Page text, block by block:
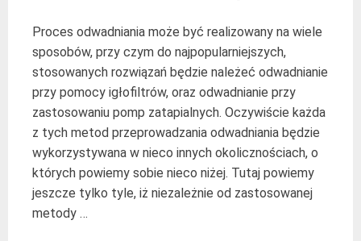
Proces odwadniania może być realizowany na wiele
sposobów, przy czym do najpopularniejszych,
stosowanych rozwiązań będzie należeć odwadnianie
przy pomocy igłofiltrów, oraz odwadnianie przy
zastosowaniu pomp zatapialnych. Oczywiście każda
z tych metod przeprowadzania odwadniania będzie
wykorzystywana w nieco innych okolicznościach, o
których powiemy sobie nieco niżej. Tutaj powiemy
jeszcze tylko tyle, iż niezależnie od zastosowanej
metody …